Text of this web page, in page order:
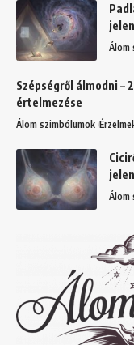
Álom
Szépségről álmodni –
értelmezése
Álom szimbólumok
Álom